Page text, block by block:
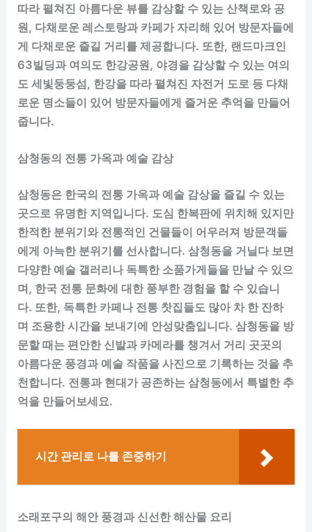
따라 펼쳐진 아름다운 뷰를 감상할 수 있는 산책로와 공
원, 다채로운 레스토랑과 카페가 자리해 있어 방문자들에
게 다채로운 즐길 거리를 제공합니다. 또한, 랜드마크인
63빌딩과 여의도 한강공원, 야경을 감상할 수 있는 여의
도 세빛둥둥섬, 한강을 따라 펼쳐진 자전거 도로 등 다채
로운 명소들이 있어 방문자들에게 즐거운 추억을 만들어
줍니다.
삼청동의 전통 가옥과 예술 감상
삼청동은 한국의 전통 가옥과 예술 감상을 즐길 수 있는
곳으로 유명한 지역입니다. 도심 한복판에 위치해 있지만
한적한 분위기와 전통적인 건물들이 어우러져 방문객들
에게 아늑한 분위기를 선사합니다. 삼청동을 거닐다 보면
다양한 예술 갤러리나 독특한 소품가게들을 만날 수 있으
며, 한국 전통 문화에 대한 풍부한 경험을 할 수 있습니
다. 또한, 독특한 카페나 전통 찻집들도 많아 차 한 잔하
며 조용한 시간을 보내기에 안성맞춤입니다. 삼청동을 방
문할 때는 편안한 신발과 카메라를 챙겨서 거리 곳곳의
아름다운 풍경과 예술 작품을 사진으로 기록하는 것을 추
천합니다. 전통과 현대가 공존하는 삼청동에서 특별한 추
억을 만들어보세요.
시간 관리로 나를 존중하기
소래포구의 해안 풍경과 신선한 해산물 요리